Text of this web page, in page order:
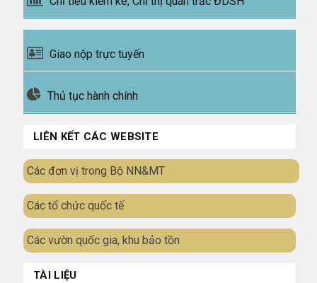
Giao nộp trực tuyến
Thủ tục hành chính
LIÊN KẾT CÁC WEBSITE
Các đơn vị trong Bộ NN&MT
Các tổ chức quốc tế
Các vườn quốc gia, khu bảo tồn
TÀI LIỆU